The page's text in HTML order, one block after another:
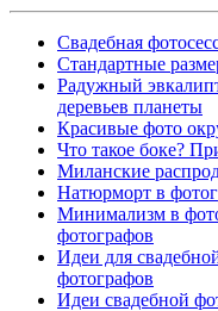
Свадебная
Cтандартные
Радужный
деревьев планеты
Красивые фото
Что такое боке?
Миланские
Натюрморт в
Минимализм в
фотографов
Идеи для
фотографов
Идеи свадебной